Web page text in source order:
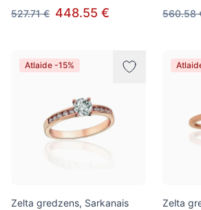
527.71 € 448.55 €
560.58
Atlaide -15%
Zelta gredzens, Sarkanais
Zelta